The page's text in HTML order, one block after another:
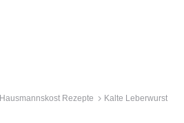
Hausmannskost Rezepte Kalte Leberwurst